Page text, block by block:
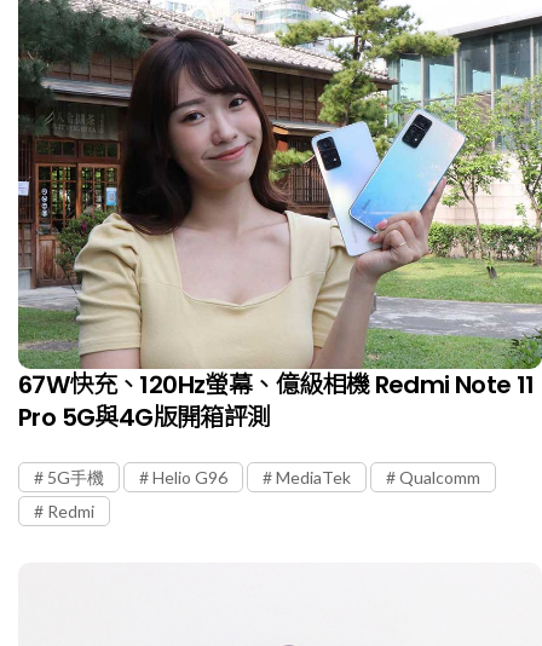
67W快充、120Hz螢幕、億級相機 Redmi Note 11
Pro 5G與4G版開箱評測
5G手機 Helio G96 MediaTek
Qualcomm
Redmi